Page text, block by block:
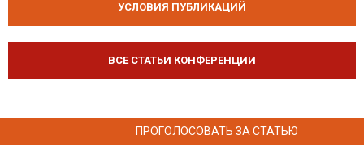
УСЛОВИЯ ПУБЛИКАЦИЙ
ВСЕ СТАТЬИ КОНФЕРЕНЦИИ
ПРОГОЛОСОВАТЬ ЗА СТАТЬЮ